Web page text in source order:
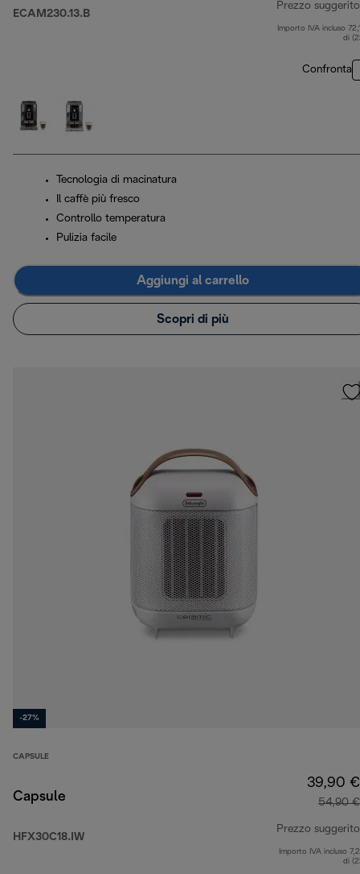
ECAM230.13.B
Prezzo suggerito
Importo IVA incluso
di
Confronta
Tecnologia di macinatura
Il caffè più fresco
Controllo temperatura
Pulizia facile
Aggiungi al carrello
Scopri di più
-27%
CAPSULE
Capsule
HFX30C18.IW
39,90 €
54,90 €
Prezzo suggerito
Importo IVA incluso
di